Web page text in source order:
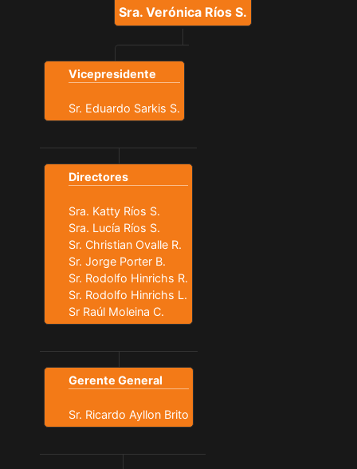
Sra. Verónica Ríos S.
Vicepresidente
Sr. Eduardo Sarkis S.
Directores
Sra. Katty Ríos S.
Sra. Lucía Ríos S.
Sr. Christian Ovalle R.
Sr. Jorge Porter B.
Sr. Rodolfo Hinrichs R.
Sr. Rodolfo Hinrichs L.
Sr Raúl Moleina C.
Gerente General
Sr. Ricardo Ayllon Brito